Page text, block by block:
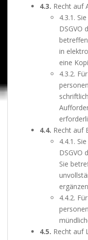
4.3. Recht auf
4.3.1.
DSGVO
in
eine
4.3.2.
4.4. Recht auf
4.4.1.
DSGVO
Sie
4.4.2.
4.5. Recht auf